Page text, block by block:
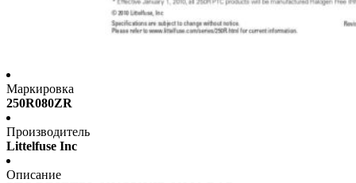
Маркировка
250R080ZR
Производитель
Littelfuse Inc
Описание